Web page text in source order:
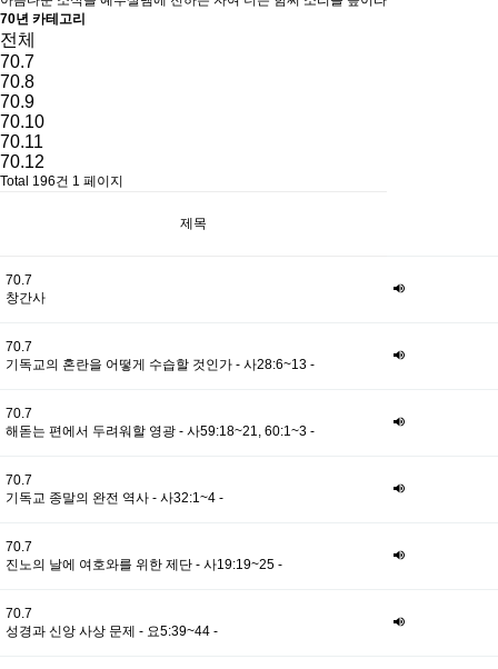
70년 카테고리
전체
70.7
70.8
70.9
70.10
70.11
70.12
Total 196건 1 페이지
제목
70.7
창간사
70.7
기독교의 혼란을 어떻게 수습할 것인가 - 사28:6~13 -
70.7
해돋는 편에서 두려워할 영광 - 사59:18~21, 60:1~3 -
70.7
기독교 종말의 완전 역사 - 사32:1~4 -
70.7
진노의 날에 여호와를 위한 제단 - 사19:19~25 -
70.7
성경과 신앙 사상 문제 - 요5:39~44 -